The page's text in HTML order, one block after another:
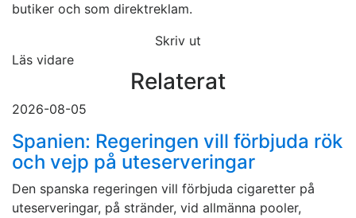
butiker och som direktreklam.
Skriv ut
Läs vidare
Relaterat
2026-08-05
Spanien: Regeringen vill förbjuda rök
och vejp på uteserveringar
Den spanska regeringen vill förbjuda cigaretter på
uteserveringar, på stränder, vid allmänna pooler,